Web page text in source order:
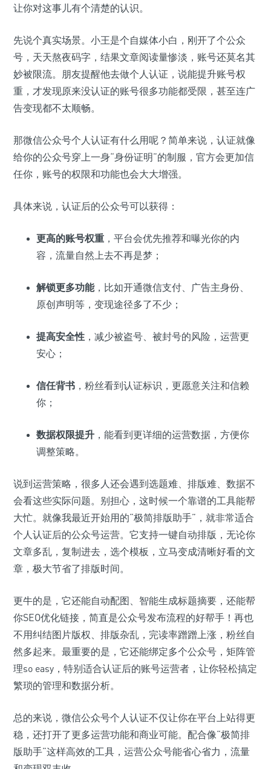
让你对这事儿有个清楚的认识。
先说个真实场景。小王是个自媒体小白，刚开了个公众
号，天天熬夜码字，结果文章阅读量惨淡，账号还莫名其
妙被限流。朋友提醒他去做个人认证，说能提升账号权
重，才发现原来没认证的账号很多功能都受限，甚至连广
告变现都不太顺畅。
那微信公众号个人认证有什么用呢？简单来说，认证就像
给你的公众号穿上一身“身份证明”的制服，官方会更加信
任你，账号的权限和功能也会大大增强。
具体来说，认证后的公众号可以获得：
更高的账号权重 ，平台会优先推荐和曝光你的内
容，流量自然上去不再是梦；
解锁更多功能，比如开通微信支付、广告主身份、
原创声明等，变现途径多了不少；
提高安全性 ，减少被盗号、被封号的风险，运营更
安心；
信任背书 ，粉丝看到认证标识，更愿意关注和信赖
你；
数据权限提升 ，能看到更详细的运营数据，方便你
调整策略。
说到运营策略，很多人还会遇到选题难、排版难、数据不
会看这些实际问题。别担心，这时候一个靠谱的工具能帮
大忙。就像我最近开始用的“极简排版助手”，就非常适合
个人认证后的公众号运营。它支持一键自动排版，无论你
文章多乱，复制进去，选个模板，立马变成清晰好看的文
章，极大节省了排版时间。
更牛的是，它还能自动配图、智能生成标题摘要，还能帮
你SEO优化链接，简直是公众号发布流程的好帮手！再也
不用纠结图片版权、排版杂乱，完读率蹭蹭上涨，粉丝自
然多起来。最重要的是，它还能绑定多个公众号，矩阵管
理so easy，特别适合认证后的账号运营者，让你轻松搞定
繁琐的管理和数据分析。
总的来说，微信公众号个人认证不仅让你在平台上站得更
稳，还打开了更多运营功能和商业可能。配合像“极简排
版助手”这样高效的工具，运营公众号能省心省力，流量